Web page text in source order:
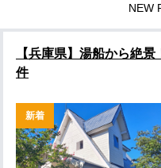
NEW
【兵庫県】湯船から絶
件
新着